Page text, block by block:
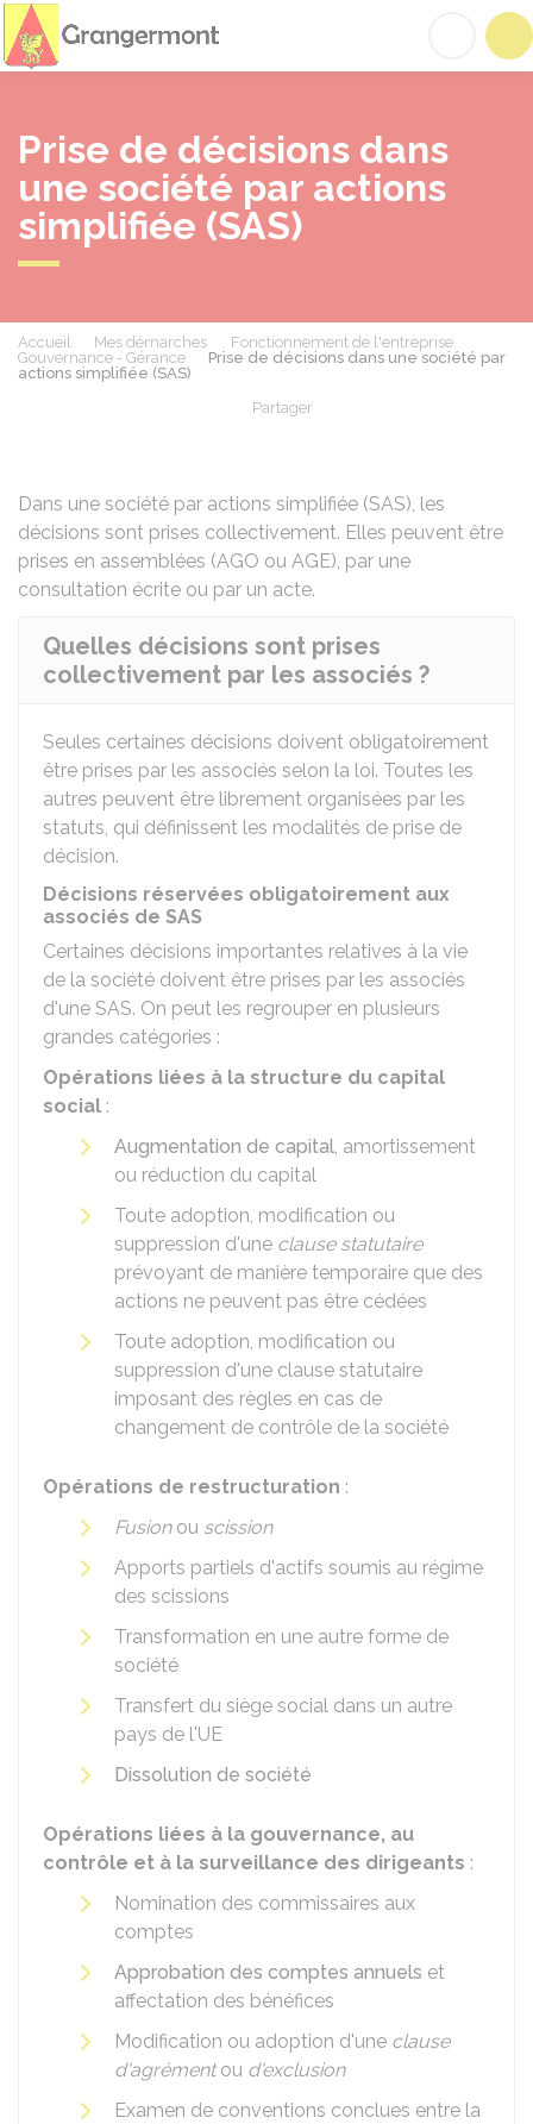
Prise de décisions dans
une société par actions
simplifiée (SAS)
Accueil Mes démarches
Fonctionnement de l'entreprise
Gouvernance - Gérance
Prise de décisions dans une société par
actions simplifiée (SAS)
Partager
Dans une société par actions simplifiée (SAS), les
décisions sont prises collectivement. Elles peuvent être
prises en assemblées (AGO ou AGE), par une
consultation écrite ou par un acte.
Quelles décisions sont prises
collectivement par les associés ?
Seules certaines décisions doivent obligatoirement
être prises par les associés selon la loi. Toutes les
autres peuvent être librement organisées par les
statuts, qui définissent les modalités de prise de
décision.
Décisions réservées obligatoirement aux
associés de SAS
Certaines décisions importantes relatives à la vie
de la société doivent être prises par les associés
d'une SAS. On peut les regrouper en plusieurs
grandes catégories :
Opérations liées à la structure du capital
social :
Augmentation de capital, amortissement
ou réduction du capital
Toute adoption, modification ou
suppression d'une clause statutaire
prévoyant de manière temporaire que des
actions ne peuvent pas être cédées
Toute adoption, modification ou
suppression d'une clause statutaire
imposant des règles en cas de
changement de contrôle de la société
Opérations de restructuration :
Fusionou scission
Apports partiels d'actifs soumis au régime
des scissions
Transformation en une autre forme de
société
Transfert du siège social dans un autre
pays de l'UE
Dissolution de société
Opérations liées à la gouvernance, au
contrôle et à la surveillance des dirigeants :
Nomination des commissaires aux
comptes
Approbation des comptes annuels et
affectation des bénéfices
Modification ou adoption d'une clause
d'agrémentou d'exclusion
Examen de conventions conclues entre la